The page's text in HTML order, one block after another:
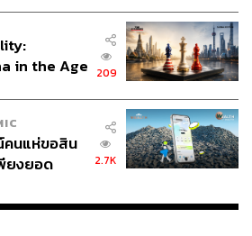
นหลุดไปอยู่อีกที่หนึ่งเลย เพราะข้าง
กผ่อนมาก และมุมซิกเนเจอร์ของ
ป็นเตียงนอน เพราะเราสามารถชม
นได้อย่างเต็มๆ อีกทั้งข้างเตียงก็มี
ไป มองวิถีชีวิตริมน้ำไปแบบสบายๆ
in the Age
209
คนแห่ขอสิน
ยงยอด
2.7K